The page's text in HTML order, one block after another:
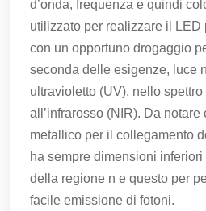
d’onda, frequenza e quindi
utilizzato per realizzare il LED
con un opportuno drogaggio
seconda delle esigenze, luce
ultravioletto (UV), nello
all’infrarosso (NIR). Da notare
metallico per il collegamento
ha sempre dimensioni
della regione n e questo per
facile emissione di fotoni.